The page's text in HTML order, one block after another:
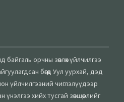
орчны зөвлөх үйлчилгээ
бөгөөд Уул уурхай, дэд
үйлчилгээний чиглэлүүдээр
хийх тусгай зөвшөөрлийг